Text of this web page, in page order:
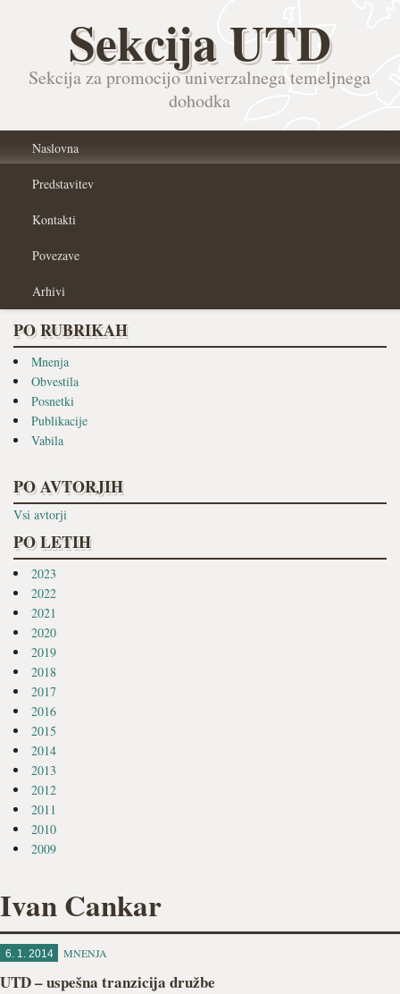
Sekcija UTD
Sekcija za promocijo univerzalnega temeljnega
dohodka
Naslovna
Predstavitev
Kontakti
Povezave
Arhivi
PO RUBRIKAH
Mnenja
Obvestila
Posnetki
Publikacije
Vabila
PO AVTORJIH
Vsi avtorji
PO LETIH
2023
2022
2021
2020
2019
2018
2017
2016
2015
2014
2013
2012
2011
2010
2009
Ivan Cankar
6. 1. 2014 MNENJA
UTD – uspešna tranzicija družbe